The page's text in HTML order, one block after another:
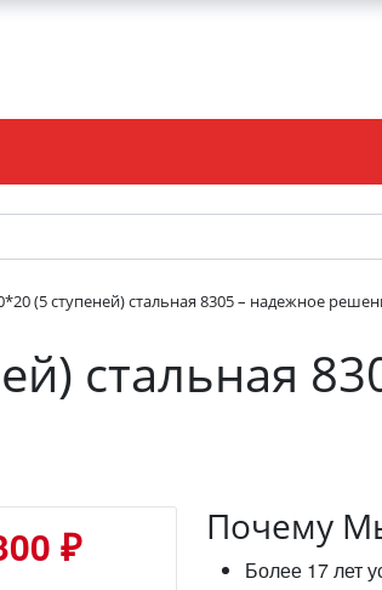
(5 ступеней) стальная 8305 – надежное
стальная
₽ Почему
Более 17 лет